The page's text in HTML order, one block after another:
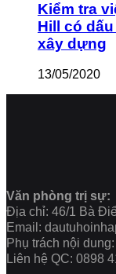
Kiểm tra
Hill có
xây dựng
13/05/2020
Văn phòng trị sự:
Địa chỉ: 46/1 Bà
Email:
Phụ trách nội
Liên hệ QC: 0898